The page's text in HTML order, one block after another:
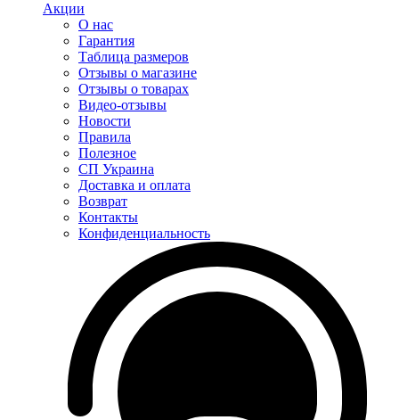
Акции
О нас
Гарантия
Таблица размеров
Отзывы о магазине
Отзывы о товарах
Видео-отзывы
Новости
Правила
Полезное
СП Украина
Доставка и оплата
Возврат
Контакты
Конфиденциальность